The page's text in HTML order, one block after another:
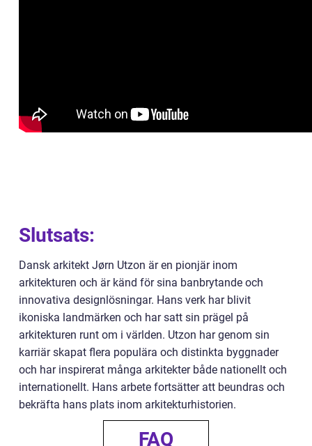
Slutsats:
Dansk arkitekt Jørn Utzon är en pionjär inom
arkitekturen och är känd för sina banbrytande och
innovativa designlösningar. Hans verk har blivit
ikoniska landmärken och har satt sin prägel på
arkitekturen runt om i världen. Utzon har genom sin
karriär skapat flera populära och distinkta byggnader
och har inspirerat många arkitekter både nationellt och
internationellt. Hans arbete fortsätter att beundras och
bekräfta hans plats inom arkitekturhistorien.
FAQ